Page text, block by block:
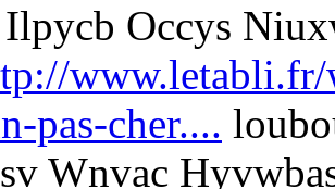
Occys
www.letabli.fr/
pas-cher....
Wnvac